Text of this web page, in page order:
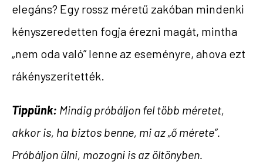
elegáns? Egy rossz méretű zakóban mindenki
kényszeredetten fogja érezni magát, mintha
„nem oda való” lenne az eseményre, ahova ezt
rákényszerítették.
Tippünk: Mindig próbáljon fel több méretet,
akkor is, ha biztos benne, mi az „ő mérete”.
Próbáljon ülni, mozogni is az öltönyben.